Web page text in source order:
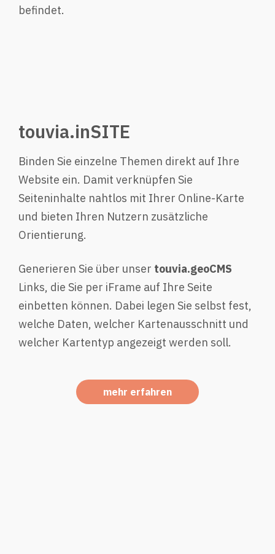
befindet.
touvia.inSITE
Binden Sie einzelne Themen direkt auf Ihre
Website ein. Damit verknüpfen Sie
Seiteninhalte nahtlos mit Ihrer Online-Karte
und bieten Ihren Nutzern zusätzliche
Orientierung.
Generieren Sie über unser touvia.geoCMS
Links, die Sie per iFrame auf Ihre Seite
einbetten können. Dabei legen Sie selbst fest,
welche Daten, welcher Kartenausschnitt und
welcher Kartentyp angezeigt werden soll.
mehr erfahren